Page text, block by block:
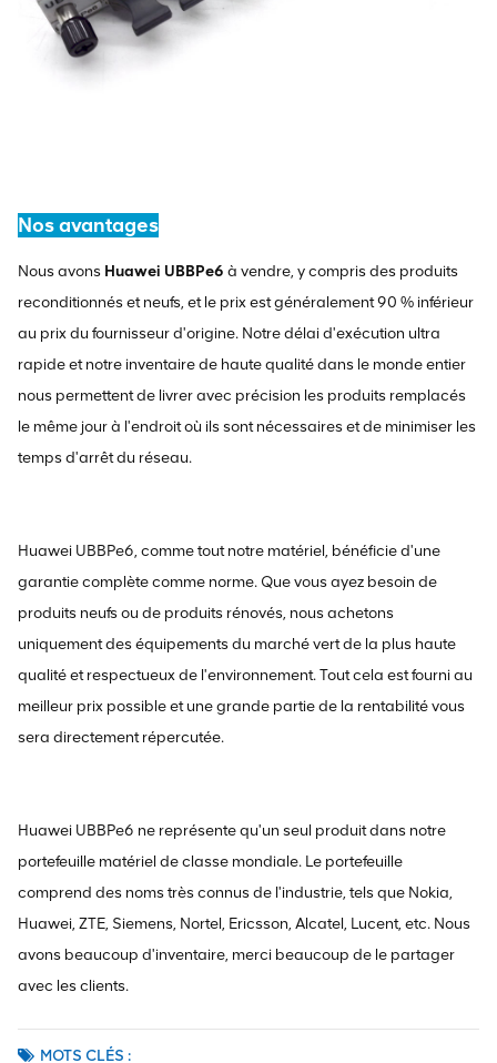
Nos avantages
Nous avons Huawei UBBPe6 à vendre, y compris des produits
reconditionnés et neufs, et le prix est généralement 90 % inférieur
au prix du fournisseur d'origine. Notre délai d'exécution ultra
rapide et notre inventaire de haute qualité dans le monde entier
nous permettent de livrer avec précision les produits remplacés
le même jour à l'endroit où ils sont nécessaires et de minimiser les
temps d'arrêt du réseau.
Huawei UBBPe6, comme tout notre matériel, bénéficie d'une
garantie complète comme norme. Que vous ayez besoin de
produits neufs ou de produits rénovés, nous achetons
uniquement des équipements du marché vert de la plus haute
qualité et respectueux de l'environnement. Tout cela est fourni au
meilleur prix possible et une grande partie de la rentabilité vous
sera directement répercutée.
Huawei UBBPe6 ne représente qu'un seul produit dans notre
portefeuille matériel de classe mondiale. Le portefeuille
comprend des noms très connus de l'industrie, tels que Nokia,
Huawei, ZTE, Siemens, Nortel, Ericsson, Alcatel, Lucent, etc. Nous
avons beaucoup d'inventaire, merci beaucoup de le partager
avec les clients.
MOTS CLÉS :